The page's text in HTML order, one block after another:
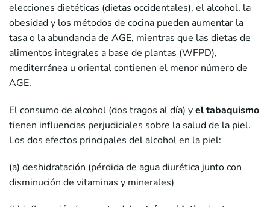
elecciones dietéticas (dietas occidentales), el alcohol, la
obesidad y los métodos de cocina pueden aumentar la
tasa o la abundancia de AGE, mientras que las dietas de
alimentos integrales a base de plantas (WFPD),
mediterránea u oriental contienen el menor número de
AGE.
El consumo de alcohol (dos tragos al día) yel tabaquismo
tienen influencias perjudiciales sobre la salud de la piel.
Los dos efectos principales del alcohol en la piel:
(a) deshidratación (pérdida de agua diurética junto con
disminución de vitaminas y minerales)